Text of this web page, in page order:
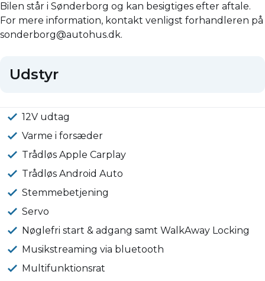
Bilen står i Sønderborg og kan besigtiges efter aftale.
For mere information, kontakt venligst forhandleren på
sonderborg@autohus.dk.
Udstyr
12V udtag
Varme i forsæder
Trådløs Apple Carplay
Trådløs Android Auto
Stemmebetjening
Servo
Nøglefri start & adgang samt WalkAway Locking
Musikstreaming via bluetooth
Multifunktionsrat